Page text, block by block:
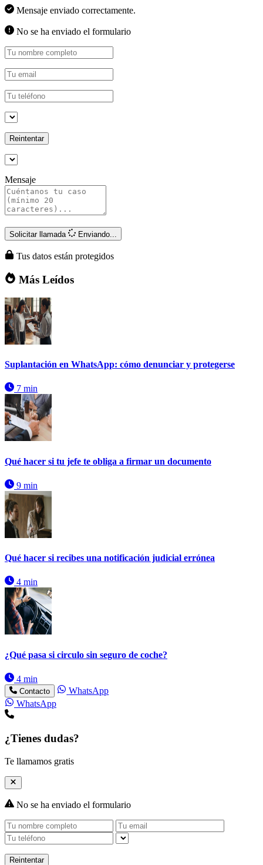
Mensaje enviado correctamente.
No se ha enviado el formulario
Reintentar
Mensaje
Solicitar llamada Enviando...
Tus datos están protegidos
Más Leídos
Suplantación en WhatsApp: cómo denunciar y protegerse
7 min
Qué hacer si tu jefe te obliga a firmar un documento
9 min
Qué hacer si recibes una notificación judicial errónea
4 min
¿Qué pasa si circulo sin seguro de coche?
4 min
Contacto
WhatsApp
WhatsApp
¿Tienes dudas?
Te llamamos gratis
No se ha enviado el formulario
Reintentar